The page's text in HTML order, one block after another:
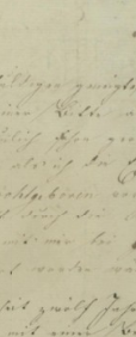
Sie zu wenden,